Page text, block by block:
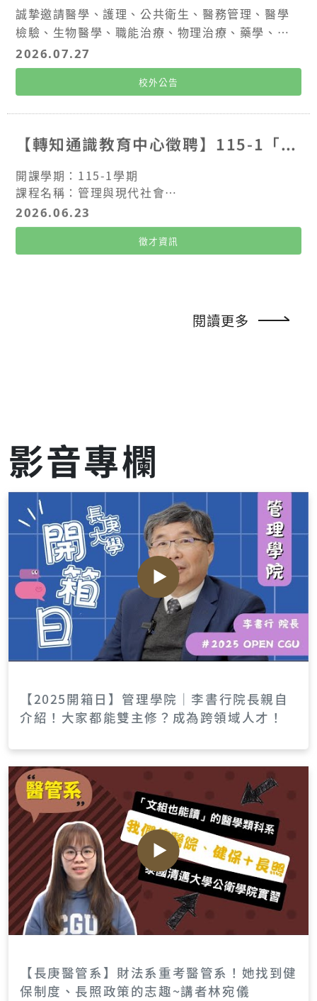
誠摯邀請醫學、護理、公共衛生、醫務管理、醫學
檢驗、生物醫學、職能治療、物理治療、藥學、生
物科技、生命科學及其他醫療健康相關領域學生組
隊參與，結合臨床專業與AI應用能力，透過真實企
業命題，共同探索智慧醫療與智慧製藥的創新解決
2026.07.27
校外公告
開課學期：115-1學期
課程名稱：管理與現代社會
開課單位：通識教育中心
上課時間：週一 13:10-16:00 及 週二 13:10-16:0
2026.06.23
徵才資訊
閱讀更多
影音專欄
【2025開箱日】管理學院｜李書行院長親自
介紹！大家都能雙主修？成為跨領域人才！
【長庚醫管系】財法系重考醫管系！她找到健
保制度、長照政策的志趣~講者林宛儀